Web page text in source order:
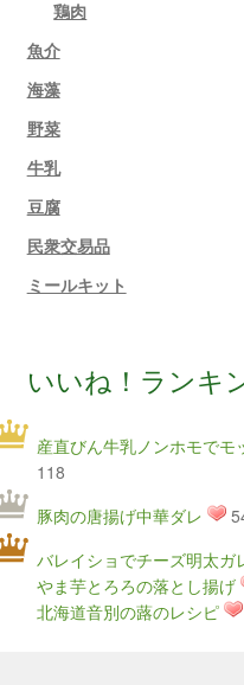
鶏肉
魚介
海藻
野菜
牛乳
豆腐
民衆交易品
ミールキット
いいね！ランキ
産直びん牛乳ノンホモでモ
118
豚肉の唐揚げ中華ダレ
バレイショでチーズ明太ガ
やま芋とろろの落とし揚げ
北海道音別の蕗のレシピ